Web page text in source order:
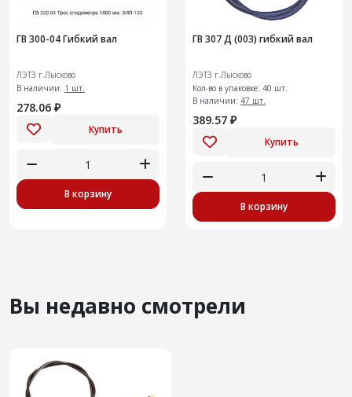
ГВ 300-04 Гибкий вал
ЛЭТЗ г.Лысково
В наличии: 1 шт.
278.06 ₽
Купить
В корзину
ГВ 307 Д (003) гибкий вал
ЛЭТЗ г.Лысково
Кол-во в упаковке: 40 шт.
В наличии: 47 шт.
389.57 ₽
Купить
В корзину
Вы недавно смотрели